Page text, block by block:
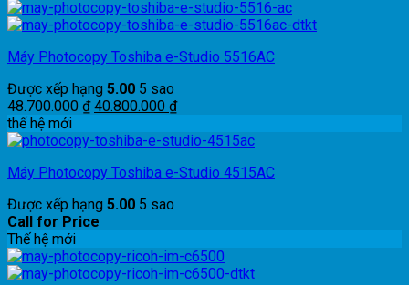
Máy Photocopy Toshiba e-Studio 5516AC
Được xếp hạng 5.00 5 sao
48.700.000₫ Giá
là:
40.800.000 ₫Giá
tại
40.800.000 ₫.
thế hệ mới
Máy Photocopy Toshiba e-Studio 4515AC
Được xếp hạng 5.00 5 sao
Call for Price
Thế hệ mới